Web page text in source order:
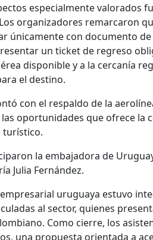
especialmente valorados
organizadores remarcaron
únicamente con documento
un ticket de regreso
disponible y a la cercanía
el destino.
con el respaldo de la
oportunidades que ofrece la
turístico.
la embajadora de
Julia Fernández.
uruguaya estuvo
al sector, quienes
Como cierre, los
una propuesta orientada a